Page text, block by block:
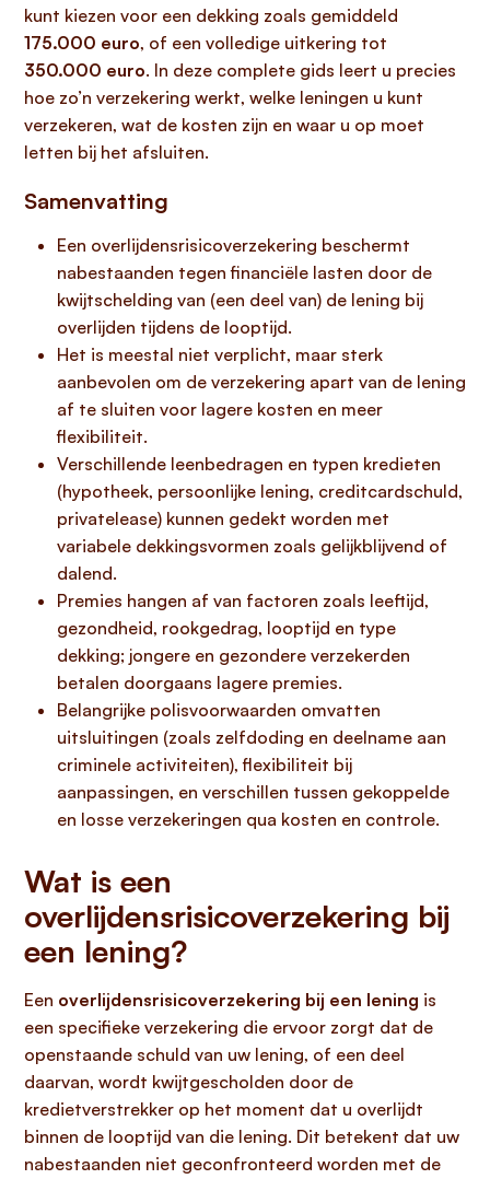
kunt kiezen voor een dekking zoals gemiddeld
175.000 euro, of een volledige uitkering tot
350.000 euro. In deze complete gids leert u precies
hoe zo’n verzekering werkt, welke leningen u kunt
verzekeren, wat de kosten zijn en waar u op moet
letten bij het afsluiten.
Samenvatting
Een overlijdensrisicoverzekering beschermt
nabestaanden tegen financiële lasten door de
kwijtschelding van (een deel van) de lening bij
overlijden tijdens de looptijd.
Het is meestal niet verplicht, maar sterk
aanbevolen om de verzekering apart van de lening
af te sluiten voor lagere kosten en meer
flexibiliteit.
Verschillende leenbedragen en typen kredieten
(hypotheek, persoonlijke lening, creditcardschuld,
privatelease) kunnen gedekt worden met
variabele dekkingsvormen zoals gelijkblijvend of
dalend.
Premies hangen af van factoren zoals leeftijd,
gezondheid, rookgedrag, looptijd en type
dekking; jongere en gezondere verzekerden
betalen doorgaans lagere premies.
Belangrijke polisvoorwaarden omvatten
uitsluitingen (zoals zelfdoding en deelname aan
criminele activiteiten), flexibiliteit bij
aanpassingen, en verschillen tussen gekoppelde
en losse verzekeringen qua kosten en controle.
Wat is een
overlijdensrisicoverzekering bij
een lening?
Een overlijdensrisicoverzekering bij een lening is
een specifieke verzekering die ervoor zorgt dat de
openstaande schuld van uw lening, of een deel
daarvan, wordt kwijtgescholden door de
kredietverstrekker op het moment dat u overlijdt
binnen de looptijd van die lening. Dit betekent dat uw
nabestaanden niet geconfronteerd worden met de